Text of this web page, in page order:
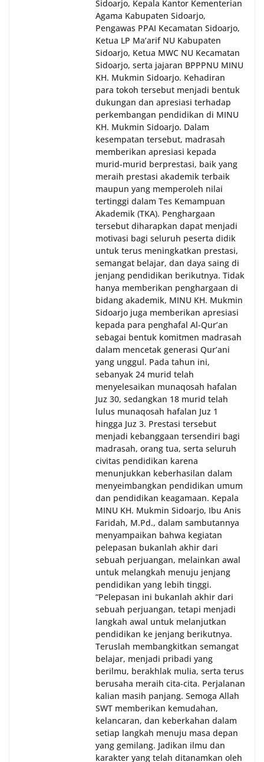
Sidoarjo, Kepala Kantor Kementerian
Agama Kabupaten Sidoarjo,
Pengawas PPAI Kecamatan Sidoarjo,
Ketua LP Ma’arif NU Kabupaten
Sidoarjo, Ketua MWC NU Kecamatan
Sidoarjo, serta jajaran BPPPNU MINU
KH. Mukmin Sidoarjo. Kehadiran
para tokoh tersebut menjadi bentuk
dukungan dan apresiasi terhadap
perkembangan pendidikan di MINU
KH. Mukmin Sidoarjo. Dalam
kesempatan tersebut, madrasah
memberikan apresiasi kepada
murid-murid berprestasi, baik yang
meraih prestasi akademik terbaik
maupun yang memperoleh nilai
tertinggi dalam Tes Kemampuan
Akademik (TKA). Penghargaan
tersebut diharapkan dapat menjadi
motivasi bagi seluruh peserta didik
untuk terus meningkatkan prestasi,
semangat belajar, dan daya saing di
jenjang pendidikan berikutnya. Tidak
hanya memberikan penghargaan di
bidang akademik, MINU KH. Mukmin
Sidoarjo juga memberikan apresiasi
kepada para penghafal Al-Qur’an
sebagai bentuk komitmen madrasah
dalam mencetak generasi Qur’ani
yang unggul. Pada tahun ini,
sebanyak 24 murid telah
menyelesaikan munaqosah hafalan
Juz 30, sedangkan 18 murid telah
lulus munaqosah hafalan Juz 1
hingga Juz 3. Prestasi tersebut
menjadi kebanggaan tersendiri bagi
madrasah, orang tua, serta seluruh
civitas pendidikan karena
menunjukkan keberhasilan dalam
menyeimbangkan pendidikan umum
dan pendidikan keagamaan. Kepala
MINU KH. Mukmin Sidoarjo, Ibu Anis
Faridah, M.Pd., dalam sambutannya
menyampaikan bahwa kegiatan
pelepasan bukanlah akhir dari
sebuah perjuangan, melainkan awal
untuk melangkah menuju jenjang
pendidikan yang lebih tinggi.
“Pelepasan ini bukanlah akhir dari
sebuah perjuangan, tetapi menjadi
langkah awal untuk melanjutkan
pendidikan ke jenjang berikutnya.
Teruslah membangkitkan semangat
belajar, menjadi pribadi yang
berilmu, berakhlak mulia, serta terus
berusaha meraih cita-cita. Perjalanan
kalian masih panjang. Semoga Allah
SWT memberikan kemudahan,
kelancaran, dan keberkahan dalam
setiap langkah menuju masa depan
yang gemilang. Jadikan ilmu dan
karakter yang telah ditanamkan oleh